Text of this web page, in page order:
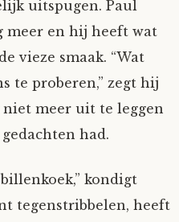
uitspugen. Paul
meer en hij heeft wat
vieze smaak. “Wat
te proberen,” zegt hij
meer uit te leggen
had.
kondigt
tegenstribbelen, heeft